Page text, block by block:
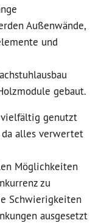
Außenwände,
und
gebaut.
vielfältig genutzt
alles verwertet
Möglichkeiten
zu
Schwierigkeiten
ausgesetzt